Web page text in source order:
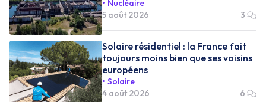
Nucléaire
5 août 2026
3
Solaire résidentiel : la France fait
toujours moins bien que ses voisins
européens
Solaire
4 août 2026
6